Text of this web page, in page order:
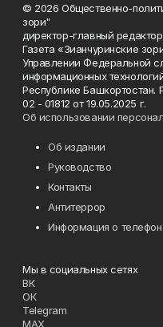
© 2026 Общественно-
зори"
директор-главный
Газета «Зианчуринские
Управлении Федеральной
информационных
Республике
02 - 01812 от 19.05.2025 г.
Об использовании
Об издании
Руководство
Контакты
Антитеррор
Информация о
Мы в социальных сетях
ВК
ОК
Telegram
MAX